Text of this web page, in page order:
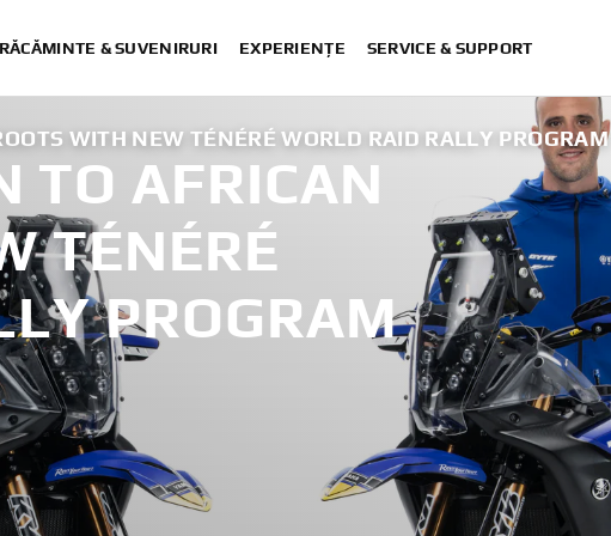
& SUVENIRURI EXPERIENȚE SERVICE & SUPPORT
WITH NEW TÉNÉRÉ WORLD RAID RALLY PROGRAM
TO AFRICAN
TÉNÉRÉ
PROGRAM